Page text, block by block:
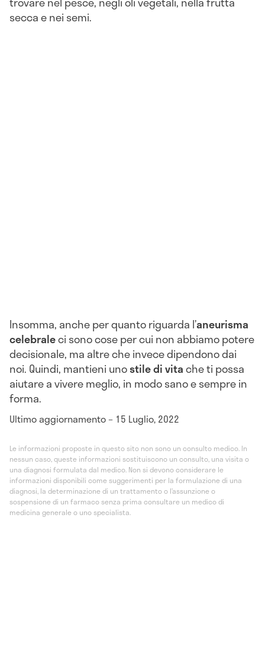
secca e nei semi.
Insomma, anche per quanto riguarda l’aneurisma
celebraleci sono cose per cui non abbiamo potere
decisionale, ma altre che invece dipendono dai
noi. Quindi, mantieni unostile di vitache ti possa
aiutare a vivere meglio, in modo sano e sempre in
forma.
Ultimo aggiornamento – 15 Luglio, 2022
Le informazioni proposte in questo sito non sono un consulto medico. In
nessun caso, queste informazioni sostituiscono un consulto, una visita o
una diagnosi formulata dal medico. Non si devono considerare le
informazioni disponibili come suggerimenti per la formulazione di una
diagnosi, la determinazione di un trattamento o l’assunzione o
sospensione di un farmaco senza prima consultare un medico di
medicina generale o uno specialista.